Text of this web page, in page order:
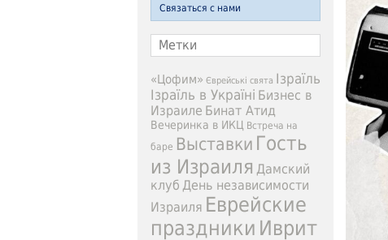
Связаться с нами
Метки
«Цофим» Єврейські свята Ізраїль
Ізраїль в Україні Бизнес в
Израиле Бинат Атид
Вечеринка в ИКЦ Встреча на
баре Выставки Гость
из Израиля Дамский
клуб День независимости
Израиля Еврейские
праздники Иврит